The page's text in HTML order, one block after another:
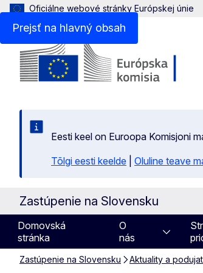
Prejsť na hlavný obsah
Oficiálne webové stránky Európskej únie
Eesti keel on Euroopa Komisjoni
Tõlgi eesti keelde
Oluline teave
Zastúpenie na Slovensku
Domovská
stránka
O
nás
Zastúpenie na Slovensku Aktuality a